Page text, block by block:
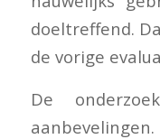
doeltreffend.
de vorige
De